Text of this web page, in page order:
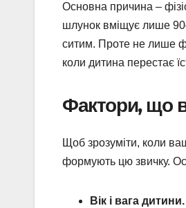
Основна причина –
шлунок вміщує лише
ситим. Проте не лише
коли дитина перестає
Фактори, що
Щоб зрозуміти, коли
формують цю звичку.
Вік і вага дитини.